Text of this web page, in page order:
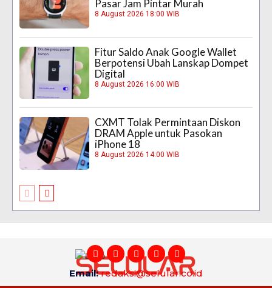
Pasar Jam Pintar Murah
8 August 2026 18:00 WIB
Fitur Saldo Anak Google Wallet
Berpotensi Ubah Lanskap Dompet
Digital
8 August 2026 16:00 WIB
CXMT Tolak Permintaan Diskon
DRAM Apple untuk Pasokan
iPhone 18
8 August 2026 14:00 WIB
Email:redaksi@selular.co.id